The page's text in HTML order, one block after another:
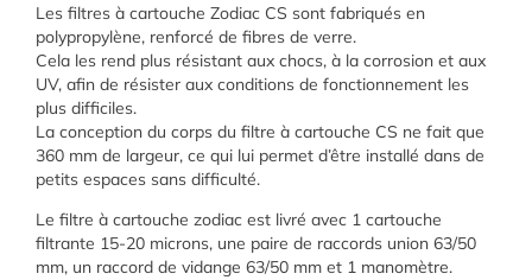
Les filtres à cartouche Zodiac CS sont fabriqués en
polypropylène, renforcé de fibres de verre.
Cela les rend plus résistant aux chocs, à la corrosion et aux
UV, afin de résister aux conditions de fonctionnement les
plus difficiles.
La conception du corps du filtre à cartouche CS ne fait que
360 mm de largeur, ce qui lui permet d’être installé dans de
petits espaces sans difficulté.
Le filtre à cartouche zodiac est livré avec 1 cartouche
filtrante 15-20 microns, une paire de raccords union 63/50
mm, un raccord de vidange 63/50 mm et 1 manomètre.